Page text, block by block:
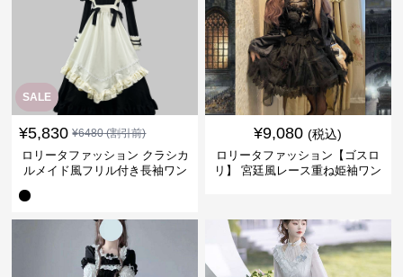
SALE
¥5,830 ¥6480(割引前)
ロリータファッション クラシカ
ルメイド風フリル付き長袖ワン
¥9,080 (税込)
ロリータファッション【ゴスロ
リ】 宮廷風レース重ね姫袖ワン